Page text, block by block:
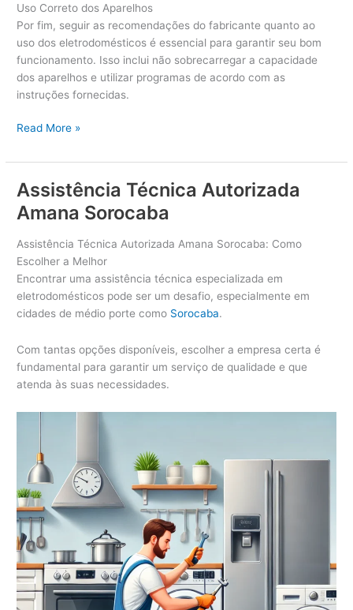
Uso Correto dos Aparelhos
Por fim, seguir as recomendações do fabricante quanto ao
uso dos eletrodomésticos é essencial para garantir seu bom
funcionamento. Isso inclui não sobrecarregar a capacidade
dos aparelhos e utilizar programas de acordo com as
instruções fornecidas.
A
s
s
t
n
c
i
a
T
c
n
i
g
a
S
o
r
o
c
Read More »
Assistência Técnica Autorizada
Amana Sorocaba
Assistência Técnica Autorizada Amana Sorocaba: Como
Escolher a Melhor
Encontrar uma assistência técnica especializada em
eletrodomésticos pode ser um desafio, especialmente em
cidades de médio porte como Sorocaba.
Com tantas opções disponíveis, escolher a empresa certa é
fundamental para garantir um serviço de qualidade e que
atenda às suas necessidades.